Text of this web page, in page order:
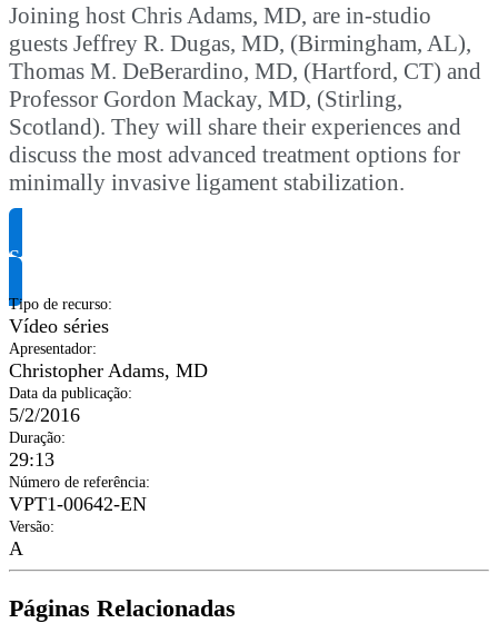
Joining host Chris Adams, MD, are in-studio
guests Jeffrey R. Dugas, MD, (Birmingham, AL),
Thomas M. DeBerardino, MD, (Hartford, CT) and
Professor Gordon Mackay, MD, (Stirling,
Scotland). They will share their experiences and
discuss the most advanced treatment options for
minimally invasive ligament stabilization.
Solicite informação do produto
Tipo de recurso:
Vídeo séries
Apresentador:
Christopher Adams, MD
Data da publicação:
5/2/2016
Duração:
29:13
Número de referência:
VPT1-00642-EN
Versão:
A
Páginas Relacionadas